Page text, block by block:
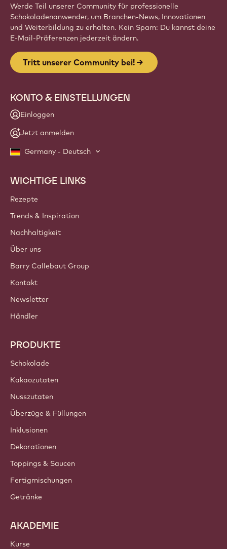
Werde Teil unserer Community für professionelle
Schokoladenanwender, um Branchen-News, Innovationen
und Weiterbildung zu erhalten. Kein Spam: Du kannst deine
E-Mail-Präferenzen jederzeit ändern.
Tritt unserer Community bei!
KONTO & EINSTELLUNGEN
Einloggen
Jetzt anmelden
Germany - Deutsch
Footer
Callebaut
WICHTIGE LINKS
Rezepte
Trends & Inspiration
Nachhaltigkeit
Über uns
Barry Callebaut Group
Kontakt
Newsletter
Händler
PRODUKTE
Schokolade
Kakaozutaten
Nusszutaten
Überzüge & Füllungen
Inklusionen
Dekorationen
Toppings & Saucen
Fertigmischungen
Getränke
AKADEMIE
Kurse